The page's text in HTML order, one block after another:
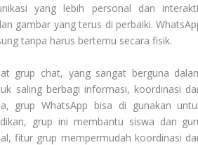
yang lebih personal dan
gambar yang terus di perbaiki.
tanpa harus bertemu secara fisik.
grup chat, yang sangat berguna
saling berbagi informasi, koordinasi
grup WhatsApp bisa di gunakan
grup ini membantu siswa dan
fitur grup mempermudah koordinasi